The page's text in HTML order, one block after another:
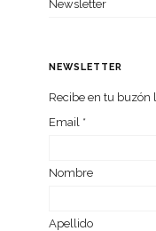
Newsletter
NEWSLETTER
Recibe en tu buzón
Email *
Nom­bre
Ape­llido